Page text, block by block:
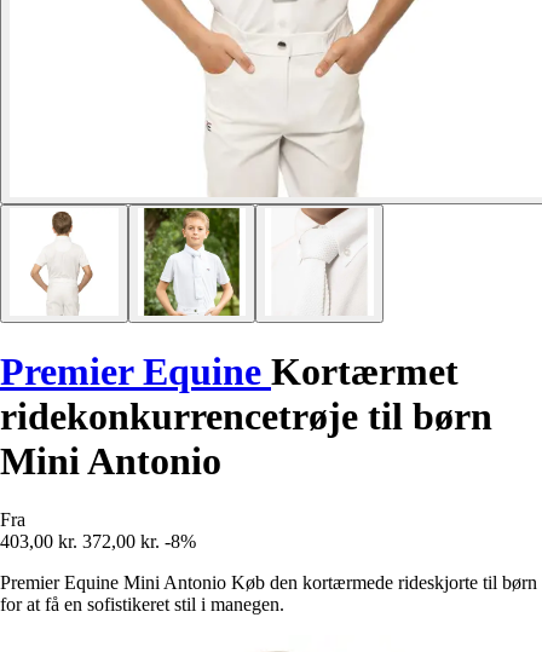
Premier Equine Kortærmet
ridekonkurrencetrøje til børn
Mini Antonio
Fra
403,00 kr. 372,00 kr. -8%
Premier Equine Mini Antonio Køb den kortærmede rideskjorte til børn
for at få en sofistikeret stil i manegen.